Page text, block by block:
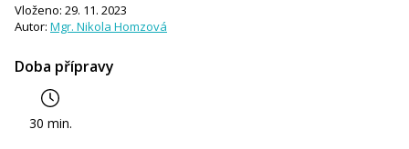
Doba přípravy
30 min.
Vloženo: 29. 11. 2023
Autor: Mgr. Nikola Homzová